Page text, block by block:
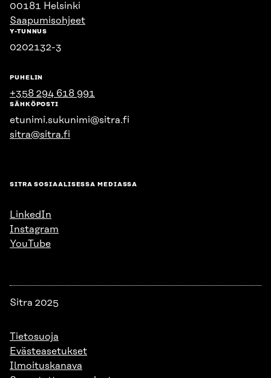
00181 Helsinki
Saapumisohjeet
Y-TUNNUS
0202132-3
PUHELIN
+358 294 618 991
SÄHKÖPOSTI
etunimi.sukunimi@sitra.fi
sitra@sitra.fi
SITRA SOSIAALISESSA MEDIASSA
LinkedIn
Instagram
YouTube
Sitra 2025
Tietosuoja
Evästeasetukset
Ilmoituskanava